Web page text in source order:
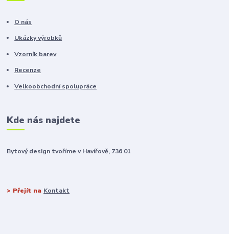
O nás
Ukázky výrobků
Vzorník barev
Recenze
Velkoobchodní spolupráce
Kde nás najdete
Bytový design tvoříme v Havířově, 736 01
> Přejít na Kontakt